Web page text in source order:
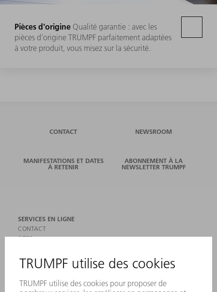
Pièces d'origine Qualité garantie : avec les
pièces d’origine TRUMPF parfaitement adaptées
à votre produit, vous misez sur la sécurité.
CONTACT NEWSROOM
MANIFESTATIONS ET DATES
À RETENIR
ABONNEMENT À LA
NEWSLETTER TRUMPF
SERVICES EN LIGNE
CONTACT
SITES
INSCRIPTION À LA NEWSLETTER
MYTRUMPF
PRODUITS